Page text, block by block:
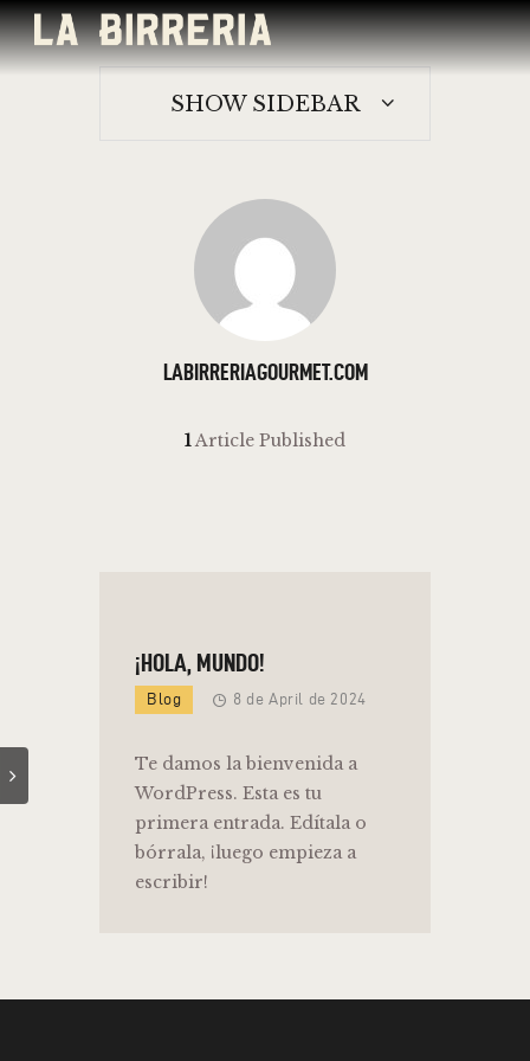
CARTA GASTRONÓMICA
CARTA DE VINOS
RESERVA TU MESA
PROMOCIONES & OFERTAS
LABIRRERIAGOURMET.COM
1Article Published
¡HOLA, MUNDO!
Blog 8 de April de 2024
Te damos la bienvenida a
WordPress. Esta es tu
primera entrada. Edítala o
bórrala, ¡luego empieza a
escribir!
SHOW SIDEBAR